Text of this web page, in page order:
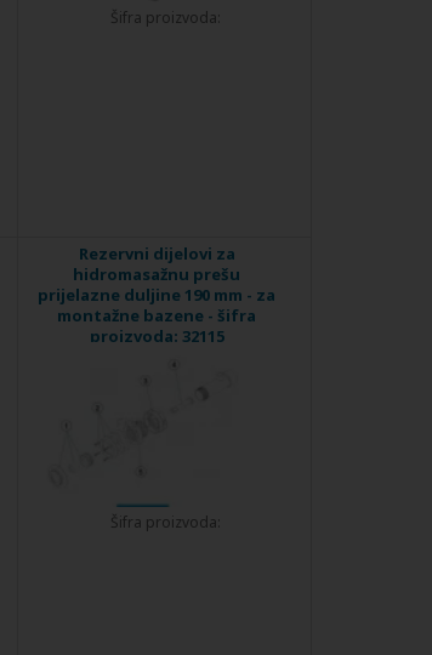
Šifra proizvoda:
Rezervni dijelovi za
hidromasažnu prešu
prijelazne duljine 190 mm - za
montažne bazene - šifra
proizvoda: 32115
Šifra proizvoda: